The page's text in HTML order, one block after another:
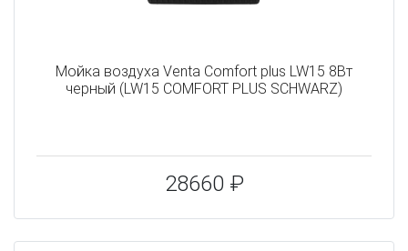
Мойка воздуха Venta Comfort plus LW15 8Вт
черный (LW15 COMFORT PLUS SCHWARZ)
28660 ₽